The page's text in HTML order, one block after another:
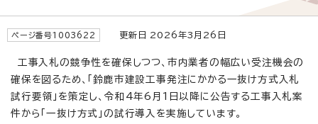
ページ番号1003622 更新日 2026年3月26日
工事入札の競争性を確保しつつ、市内業者の幅広い受注機会の
確保を図るため、「鈴鹿市建設工事発注にかかる一抜け方式入札
試行要領」を策定し、令和4年6月1日以降に公告する工事入札案
件から「一抜け方式」の試行導入を実施しています。